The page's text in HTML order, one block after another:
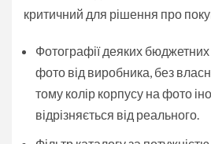
критичний для рішення про
Фотографії деяких
фото від виробника, без
тому колір корпусу на фото
відрізняється від реального.